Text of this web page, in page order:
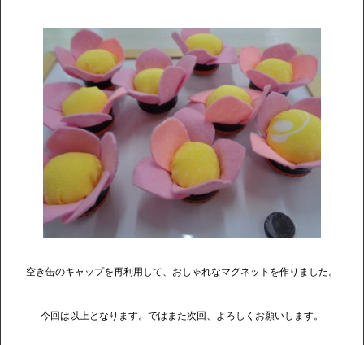
空き缶のキャップを再利用して、おしゃれなマグネットを作りました。
今回は以上となります。ではまた次回、よろしくお願いします。